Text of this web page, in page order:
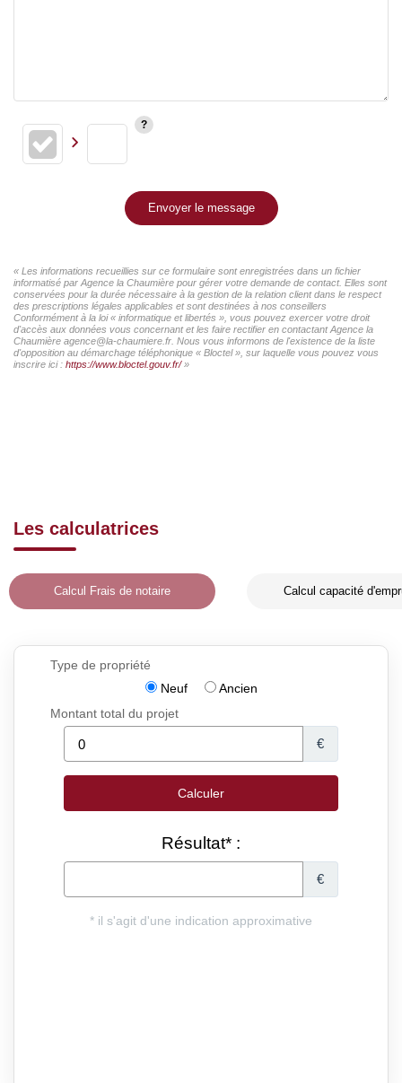
Envoyer le message
« Les informations recueillies sur ce formulaire sont enregistrées dans un fichier
informatisé par Agence la Chaumière pour gérer votre demande de contact. Elles sont
conservées pour la durée nécessaire à la gestion de la relation client dans le respect
des prescriptions légales applicables et sont destinées à nos conseillers
Conformément à la loi « informatique et libertés », vous pouvez exercer votre droit
d'accès aux données vous concernant et les faire rectifier en contactant Agence la
Chaumière agence@la-chaumiere.fr. Nous vous informons de l'existence de la liste
d'opposition au démarchage téléphonique « Bloctel », sur laquelle vous pouvez vous
inscrire ici : https://www.bloctel.gouv.fr/»
Les calculatrices
Calcul Frais de notaire Calcul capacité